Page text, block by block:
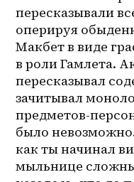
пересказывали
оперируя
Макбет в виде
в роли Гамлета.
пересказывал
зачитывал
предметов-
было
как ты начинал
мыльнице